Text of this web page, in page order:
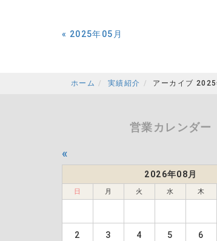
« 2025年05月
ホーム 実績紹介 アーカイブ 2025
営業カレンダー
«
2026年08月
日 月 火 水 木
2 3 4 5 6